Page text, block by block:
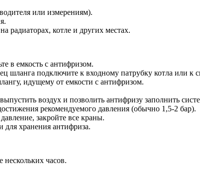
или измерениям).
радиаторах, котле и других местах.
в емкость с антифризом.
подключите к входному патрубку котла или к
идущему от емкости с антифризом.
воздух и позволить антифризу заполнить
рекомендуемого давления (обычно 1,5-2 бар).
закройте все краны.
для хранения антифриза.
нескольких часов.